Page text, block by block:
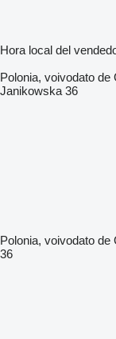
Hora local del
Polonia, voivodato de
Janikowska 36
Polonia, voivodato
36